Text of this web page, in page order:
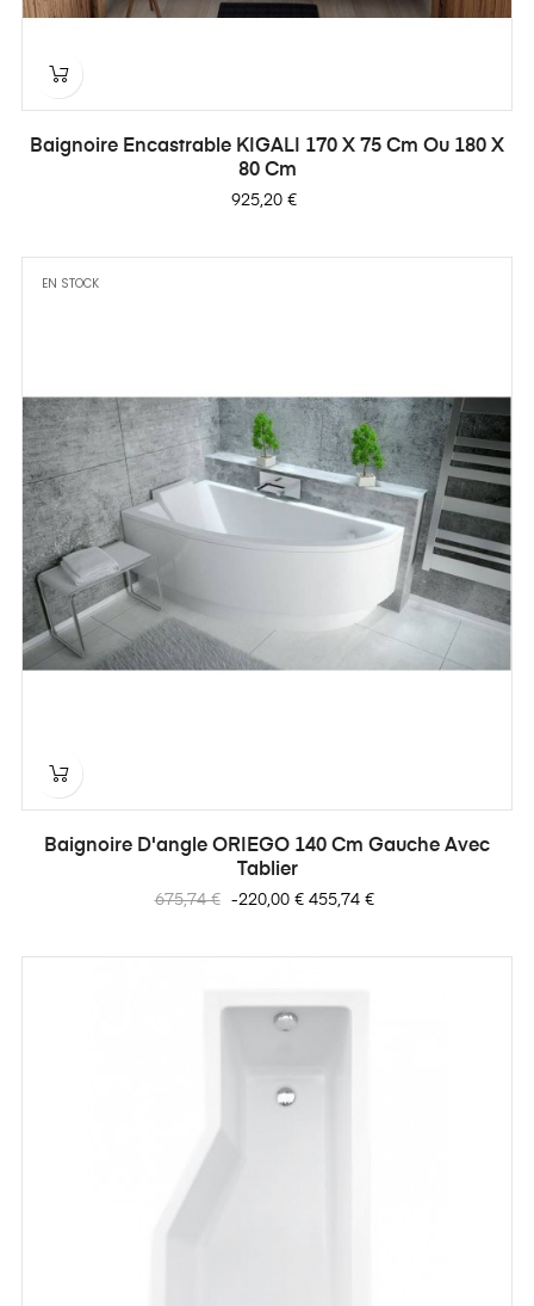
Baignoire Encastrable KIGALI 170 X 75 Cm Ou 180 X
80 Cm
Prix
925,20 €
EN STOCK
Baignoire D'angle ORIEGO 140 Cm Gauche Avec
Tablier
Prix
675,74 € -220,00 € Prix
455,74 €